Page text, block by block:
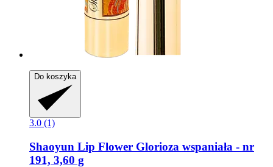
Do koszyka
3.0 (1)
Shaoyun Lip Flower Glorioza wspaniała -​ nr
191, 3,60 g